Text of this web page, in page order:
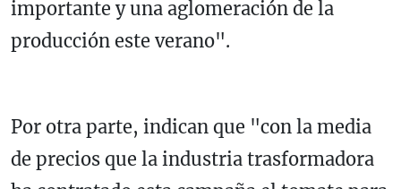
importante y una aglomeración de la
producción este verano".
Por otra parte, indican que "con la media
de precios que la industria trasformadora